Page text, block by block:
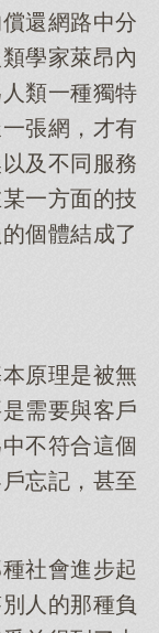
還網路中分
學家萊昂內
類一種獨特
張網，才有
及不同服務
一方面的技
個體結成了
原理是被無
需要與客戶
不符合這個
忘記，甚至
社會進步起
人的那種負